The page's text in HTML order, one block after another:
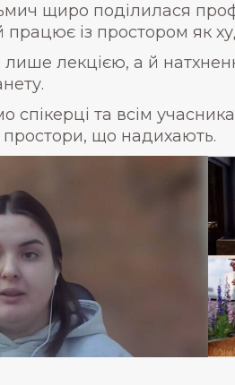
щиро поділилася
із простором як
лише лекцією, а й
спікерці та всім
що надихають.